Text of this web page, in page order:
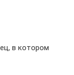
в котором